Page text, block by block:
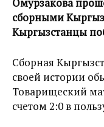
сборными
Кыргызстанцы
Сборная
своей истории
Товарищеский
счетом 2:0 в